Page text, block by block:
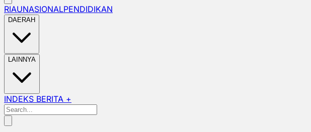
RIAUNASIONALPENDIDIKAN
DAERAH
LAINNYA
INDEKS BERITA +